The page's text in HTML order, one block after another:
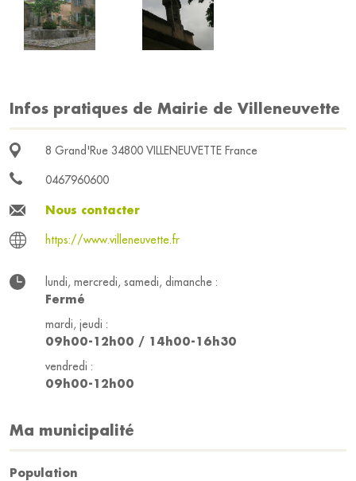
Infos pratiques de Mairie de Villeneuvette
8 Grand'Rue 34800 VILLENEUVETTE France
0467960600
Nous contacter
https://www.villeneuvette.fr
lundi, mercredi, samedi, dimanche :
Fermé
mardi, jeudi :
09h00-12h00 / 14h00-16h30
vendredi :
09h00-12h00
Ma municipalité
Population